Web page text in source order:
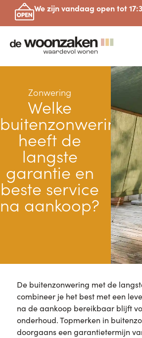
We zijn vandaag open tot
Zonwering
Welke
buitenzonwering
heeft de
langste
garantie en
beste service
na aankoop?
De buitenzonwering met de
combineer je het best met een
na de aankoop bereikbaar blijft
onderhoud. Topmerken in
doorgaans een garantietermijn